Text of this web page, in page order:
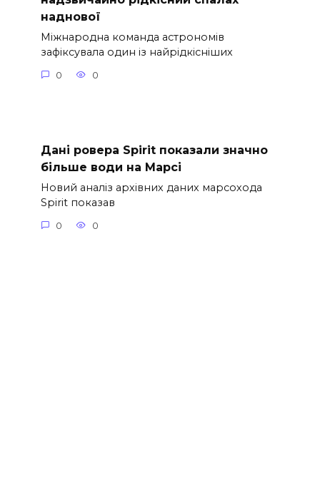
наднової
Міжнародна команда астрономів
зафіксувала один із найрідкісніших
0 0
Дані ровера Spirit показали значно
більше води на Марсі
Новий аналіз архівних даних марсохода
Spirit показав
0 0